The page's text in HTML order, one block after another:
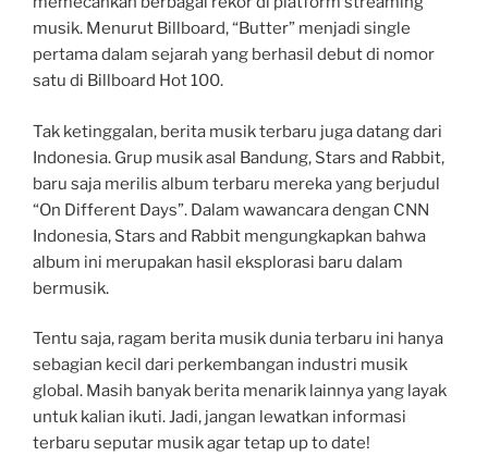
musik. Menurut Billboard, “Butter” menjadi single
pertama dalam sejarah yang berhasil debut di nomor
satu di Billboard Hot 100.
Tak ketinggalan, berita musik terbaru juga datang dari
Indonesia. Grup musik asal Bandung, Stars and Rabbit,
baru saja merilis album terbaru mereka yang berjudul
“On Different Days”. Dalam wawancara dengan CNN
Indonesia, Stars and Rabbit mengungkapkan bahwa
album ini merupakan hasil eksplorasi baru dalam
bermusik.
Tentu saja, ragam berita musik dunia terbaru ini hanya
sebagian kecil dari perkembangan industri musik
global. Masih banyak berita menarik lainnya yang layak
untuk kalian ikuti. Jadi, jangan lewatkan informasi
terbaru seputar musik agar tetap up to date!